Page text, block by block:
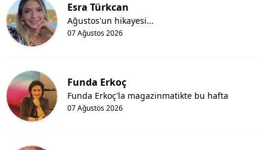
Esra Türkcan
07 Ağustos 2026
Ağustos'un hikayesi...
Funda Erkoç
07 Ağustos 2026
Funda Erkoç'la magazinmatikte bu hafta